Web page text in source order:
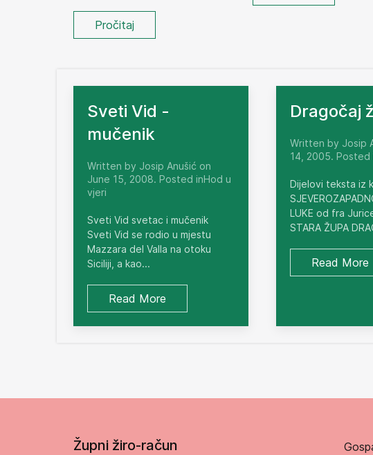
Pročitaj
Sveti Vid -
mučenik
Written by Josip Anušić on
June 15, 2008. Posted inHod u
vjeri
Sveti Vid svetac i mučenik
Sveti Vid se rodio u mjestu
Mazzara del Valla na otoku
Siciliji, a kao...
Read More
Dragočaj
Written by Josip
14, 2005. Posted
Dijelovi teksta iz
LUKE od fra
STARA ŽUPA
Read More
Župni žiro-račun